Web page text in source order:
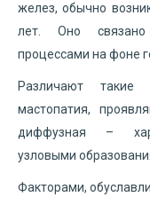
желез, обычно
лет. Оно связано
процессами на фоне
Различают такие
мастопатия,
диффузная –
узловыми
Факторами,